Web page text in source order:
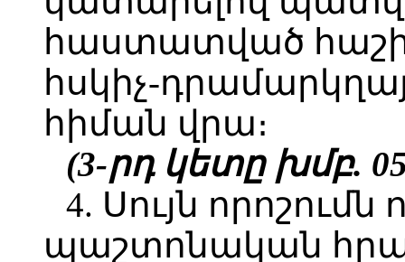
հաստատված
հսկիչ-
հիման վրա։
(3-րդ կետը խմբ.
4. Սույն որոշումն
պաշտոնական